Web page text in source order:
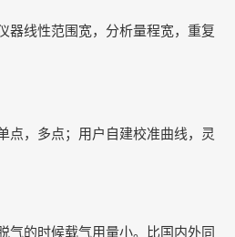
器线性范围宽，分析量程宽，重复
点，多点；用户自建校准曲线，灵
气的时候载气用量小。比国内外同